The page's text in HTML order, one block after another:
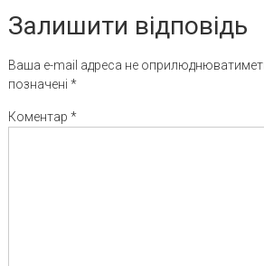
Залишити відповідь
Ваша e-mail адреса не
позначені *
Коментар *